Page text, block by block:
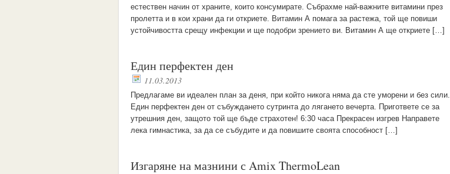
естествен начин от храните, които консумирате. Събрахме най-важните витамини през
пролетта и в кои храни да ги откриете. Витамин А помага за растежа, той ще повиши
устойчивостта срещу инфекции и ще подобри зрението ви. Витамин А ще откриете […]
Един перфектен ден
11.03.2013
Предлагаме ви идеален план за деня, при който никога няма да сте уморени и без сили.
Един перфектен ден от събуждането сутринта до лягането вечерта. Пригответе се за
утрешния ден, защото той ще бъде страхотен! 6:30 часа Прекрасен изгрев Направете
лека гимнастика, за да се събудите и да повишите своята способност […]
Изгаряне на мазнини с Amix ThermoLean